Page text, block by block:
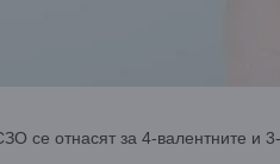
се отнасят за 4-валентните и